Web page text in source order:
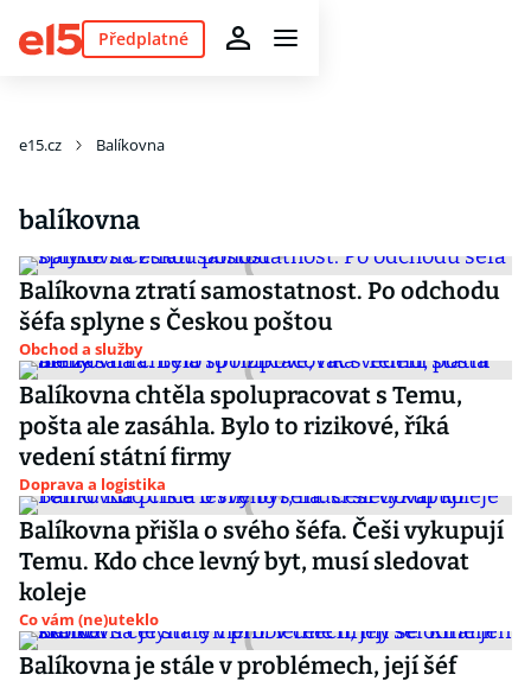
Předplatné
e15.cz Balíkovna
balíkovna
Balíkovna ztratí samostatnost. Po odchodu
šéfa splyne s Českou poštou
Obchod a služby
Balíkovna chtěla spolupracovat s Temu,
pošta ale zasáhla. Bylo to rizikové, říká
vedení státní firmy
Doprava a logistika
Balíkovna přišla o svého šéfa. Češi vykupují
Temu. Kdo chce levný byt, musí sledovat
koleje
Co vám (ne)uteklo
Balíkovna je stále v problémech, její šéf